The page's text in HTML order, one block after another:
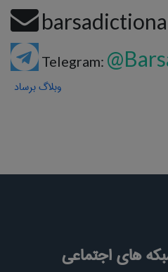
Telegram:
وبلاگ برساد
های اجتماعی